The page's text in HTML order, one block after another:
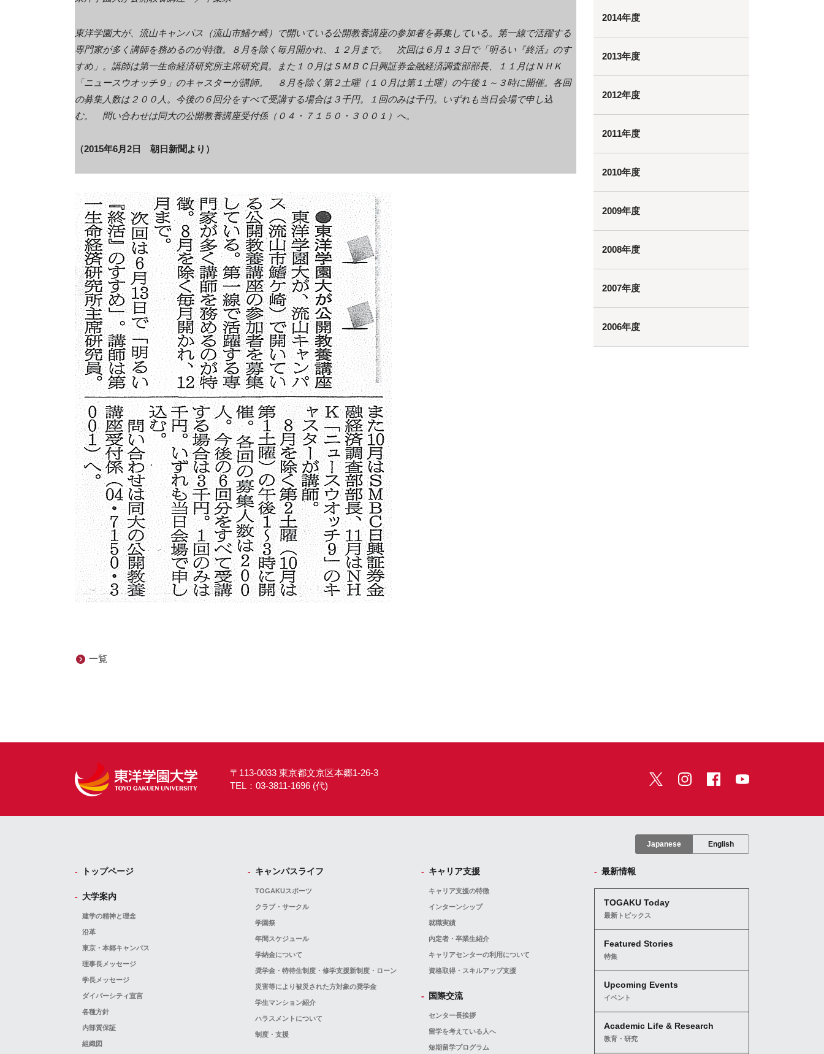
東洋学園大が、流山キャンパス（流山市鰭ケ崎）で開いている公開教養講座の参加者を募集している。第一線で活躍する
専門家が多く講師を務めるのが特徴。８月を除く毎月開かれ、１２月まで。 次回は６月１３日で「明るい『終活』のす
すめ」。講師は第一生命経済研究所主席研究員。また１０月はＳＭＢＣ日興証券金融経済調査部部長、１１月はＮＨＫ
「ニュースウオッチ９」のキャスターが講師。 ８月を除く第２土曜（１０月は第１土曜）の午後１～３時に開催。各回
の募集人数は２００人。今後の６回分をすべて受講する場合は３千円。１回のみは千円。いずれも当日会場で申し込
む。 問い合わせは同大の公開教養講座受付係（０４・７１５０・３００１）へ。
（2015年6月2日 朝日新聞より）
一覧
2014年度
2013年度
2012年度
2011年度
2010年度
2009年度
2008年度
2007年度
2006年度
〒113-0033 東京都文京区本郷1-26-3
TEL：03-3811-1696 (代)
Japanese English
トップページ
大学案内
建学の精神と理念
沿革
東京・本郷キャンパス
理事長メッセージ
学長メッセージ
ダイバーシティ宣言
各種方針
内部質保証
組織図
キャンパスライフ
TOGAKUスポーツ
クラブ・サークル
学園祭
年間スケジュール
学納金について
奨学金・特待生制度・修学支援新制度・ローン
災害等により被災された方対象の奨学金
学生マンション紹介
ハラスメントについて
制度・支援
キャリア支援
キャリア支援の特徴
インターンシップ
就職実績
内定者・卒業生紹介
キャリアセンターの利用について
資格取得・スキルアップ支援
国際交流
センター長挨拶
留学を考えている人へ
短期留学プログラム
最新情報
TOGAKU Today
最新トピックス
Featured Stories
特集
Upcoming Events
イベント
Academic Life & Research
教育・研究